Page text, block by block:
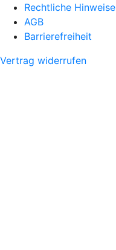
Rechtliche Hinweise
AGB
Barrierefreiheit
Vertrag widerrufen